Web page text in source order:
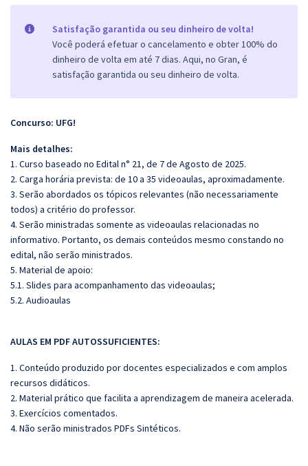
Satisfação garantida ou seu dinheiro de volta!
Você poderá efetuar o cancelamento e obter 100% do
dinheiro de volta em até 7 dias. Aqui, no Gran, é
satisfação garantida ou seu dinheiro de volta.
Concurso: UFG!
Mais detalhes:
1. Curso baseado no Edital n° 21, de 7 de Agosto de 2025.
2. Carga horária prevista: de 10 a 35 videoaulas, aproximadamente.
3. Serão abordados os tópicos relevantes (não necessariamente
todos) a critério do professor.
4. Serão ministradas somente as videoaulas relacionadas no
informativo. Portanto, os demais conteúdos mesmo constando no
edital, não serão ministrados.
5. Material de apoio:
5.1. Slides para acompanhamento das videoaulas;
5.2. Audioaulas
AULAS EM PDF AUTOSSUFICIENTES:
1. Conteúdo produzido por docentes especializados e com amplos
recursos didáticos.
2. Material prático que facilita a aprendizagem de maneira acelerada.
3. Exercícios comentados.
4. Não serão ministrados PDFs Sintéticos.